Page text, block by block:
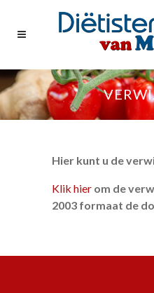
Hier kunt u de
Klik hier om de
2003 formaat de